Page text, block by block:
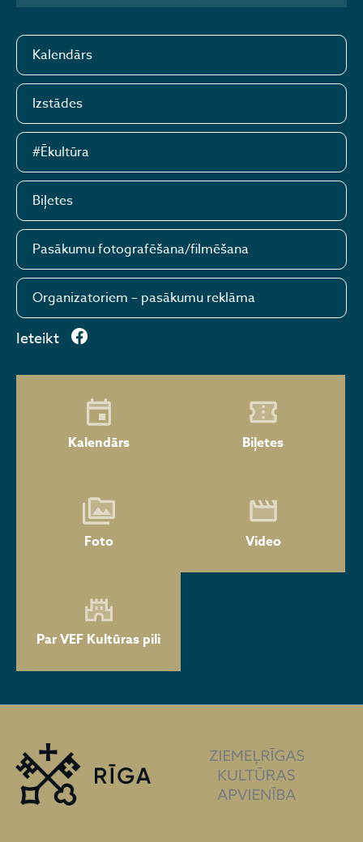
Kalendārs
Izstādes
#Ēkultūra
Biļetes
Pasākumu fotografēšana/filmēšana
Organizatoriem – pasākumu reklāma
Ieteikt
Kalendārs Biļetes
Foto Video
Par VEF Kultūras pili